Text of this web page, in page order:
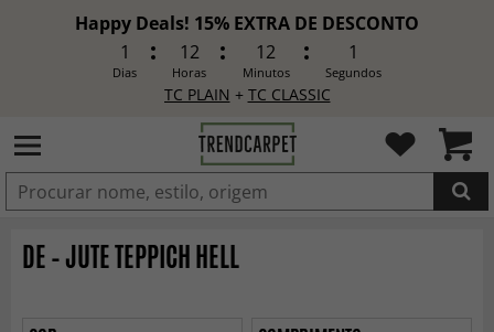
Happy Deals! 15% EXTRA DE DESCONTO
1
Dias
12
Horas
11
Minutos
59
Segundos
TC PLAIN + TC CLASSIC
ADICIONADO
DE – JUTE TEPPICH HELL